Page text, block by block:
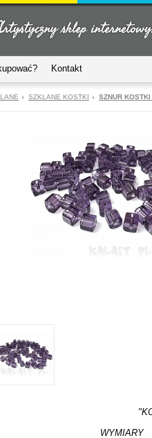
Kontakt
SZKLANE KOSTKI SZNUR
WYMIARY